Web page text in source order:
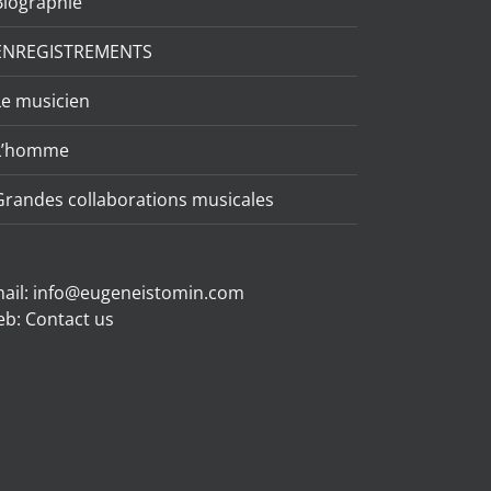
musicien
collaborations musicales
info@eugeneistomin.com
Contact us